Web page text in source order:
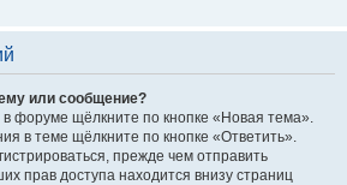
или сообщение?
форуме щёлкните по кнопке «Новая тема».
в теме щёлкните по кнопке «Ответить».
прежде чем отправить
прав доступа находится внизу страниц